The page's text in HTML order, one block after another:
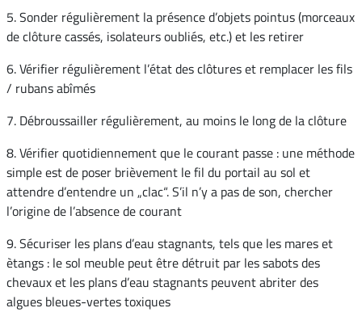
5. Sonder régulièrement la présence d’objets pointus (morceaux
de clôture cassés, isolateurs oubliés, etc.) et les retirer
6. Vérifier régulièrement l’état des clôtures et remplacer les fils
/ rubans abîmés
7. Débroussailler régulièrement, au moins le long de la clôture
8. Vérifier quotidiennement que le courant passe : une méthode
simple est de poser brièvement le fil du portail au sol et
attendre d’entendre un „clac“. S’il n’y a pas de son, chercher
l’origine de l’absence de courant
9. Sécuriser les plans d’eau stagnants, tels que les mares et
ètangs : le sol meuble peut être détruit par les sabots des
chevaux et les plans d’eau stagnants peuvent abriter des
algues bleues-vertes toxiques